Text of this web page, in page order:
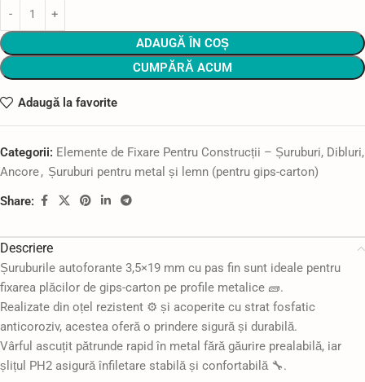
ADAUGĂ ÎN COȘ
CUMPĂRĂ ACUM
Adaugă la favorite
Categorii: Elemente de Fixare Pentru Construcții – Șuruburi, Dibluri,
Ancore, Șuruburi pentru metal și lemn (pentru gips-carton)
Share:
Descriere
Șuruburile autoforante 3,5×19 mm cu pas fin sunt ideale pentru
fixarea plăcilor de gips-carton pe profile metalice 🧱.
Realizate din oțel rezistent ⚙️ și acoperite cu strat fosfatic
anticoroziv, acestea oferă o prindere sigură și durabilă.
Vârful ascuțit pătrunde rapid în metal fără găurire prealabilă, iar
șlițul PH2 asigură înfiletare stabilă și confortabilă 🔧.